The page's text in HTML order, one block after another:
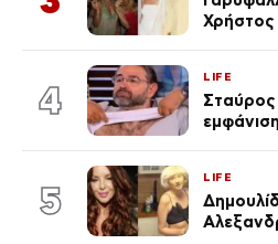
4
LIFE
5
LIFE